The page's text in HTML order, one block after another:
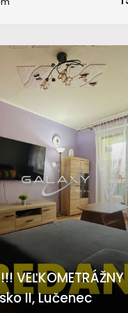
!!!
II, Lučenec